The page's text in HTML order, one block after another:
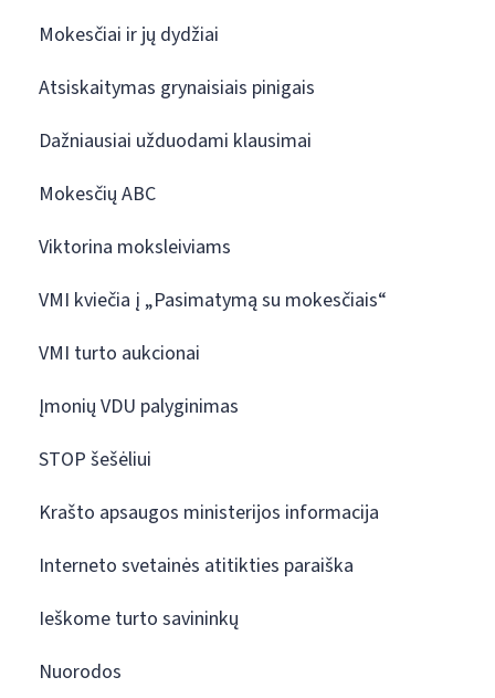
Mokesčiai ir jų dydžiai
Atsiskaitymas grynaisiais pinigais
Dažniausiai užduodami klausimai
Mokesčių ABC
Viktorina moksleiviams
VMI kviečia į „Pasimatymą su mokesčiais“
VMI turto aukcionai
Įmonių VDU palyginimas
STOP šešėliui
Krašto apsaugos ministerijos informacija
Interneto svetainės atitikties paraiška
Ieškome turto savininkų
Nuorodos